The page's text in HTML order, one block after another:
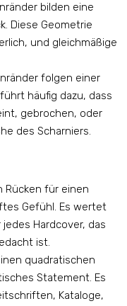
bilden eine
Diese Geometrie
und gleichmäßige
folgen einer
häufig dazu, dass
gebrochen, oder
des Scharniers.
Rücken für einen
Gefühl. Es wertet
Hardcover, das
ist.
quadratischen
Statement. Es
Kataloge,